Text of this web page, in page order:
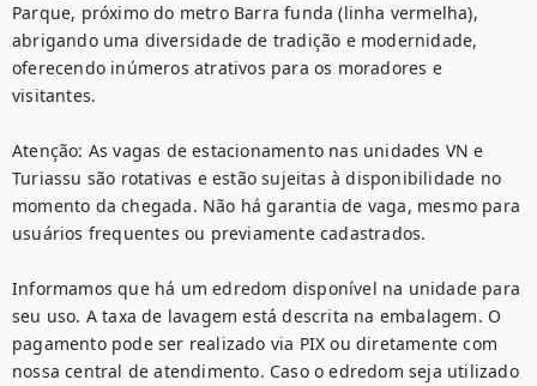
Parque, próximo do metro Barra funda (linha vermelha),
abrigando uma diversidade de tradição e modernidade,
oferecendo inúmeros atrativos para os moradores e
visitantes.
Atenção: As vagas de estacionamento nas unidades VN e
Turiassu são rotativas e estão sujeitas à disponibilidade no
momento da chegada. Não há garantia de vaga, mesmo para
usuários frequentes ou previamente cadastrados.
Informamos que há um edredom disponível na unidade para
seu uso. A taxa de lavagem está descrita na embalagem. O
pagamento pode ser realizado via PIX ou diretamente com
nossa central de atendimento. Caso o edredom seja utilizado